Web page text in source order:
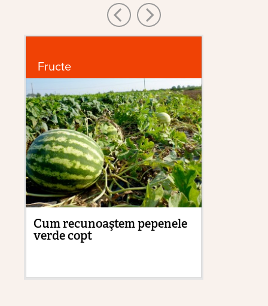
Fructe
Cum recunoaştem pepenele
verde copt